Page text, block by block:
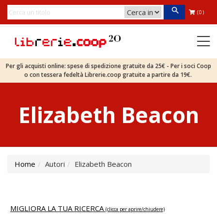
(0)
Per gli acquisti online: spese di spedizione gratuite da 25€ - Per i soci Coop
o con tessera fedeltà Librerie.coop gratuite a partire da 19€.
Elizabeth Beacon
Home Autori Elizabeth Beacon
MIGLIORA LA TUA RICERCA (clicca per aprire/chiudere)